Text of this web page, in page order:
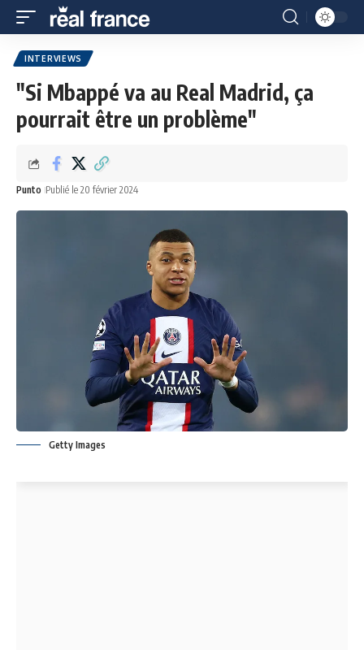
INTERVIEWS
"Si Mbappé va au Real Madrid, ça
pourrait être un problème"
Punto Publié le 20 février 2024
Getty Images